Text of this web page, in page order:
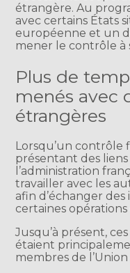
étrangère. Au
avec certains États
européenne et un
mener le contrôle à
Plus de
menés avec
étrangères
Lorsqu’un contrôle
présentant des liens
l’administration
travailler avec les
afin d’échanger
certaines
Jusqu’à présent,
étaient
membres de